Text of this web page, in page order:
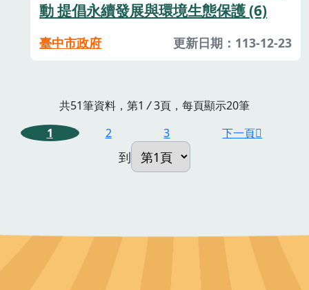
動 提倡永續發展與環境生態保護 (6)
臺中市政府 更新日期：113-12-23
共51筆資料，第1 /3頁，每頁顯示20筆
1
2 3 下一頁
到